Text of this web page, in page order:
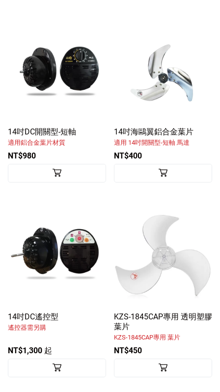
14吋DC開關型-短軸
適用鋁合金葉片材質
NT$980
14吋海鷗翼鋁合金葉片
適用 14吋開關型-短軸 馬達
NT$400
14吋DC遙控型
遙控器需另購
NT$1,300 起
KZS-1845CAP專用 透明塑膠
葉片
KZS-1845CAP專用 葉片
NT$450